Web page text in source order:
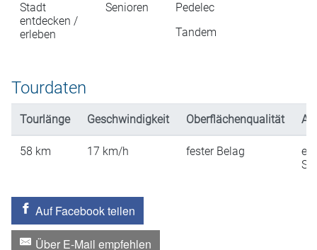
Stadt
entdecken /
erleben
Senioren
Pedelec
Tandem
Tourdaten
Tourlänge Geschwindigkeit Oberflächenqualität
58 km 17 km/h fester Belag
Auf Facebook teilen
Über E-Mail empfehlen